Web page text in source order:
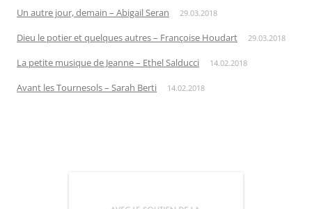
Un autre jour, demain – Abigail Seran 29.03.2018
Dieu le potier et quelques autres – Françoise Houdart 29.03.2018
La petite musique de Jeanne – Ethel Salducci 14.02.2018
Avant les Tournesols – Sarah Berti 14.02.2018